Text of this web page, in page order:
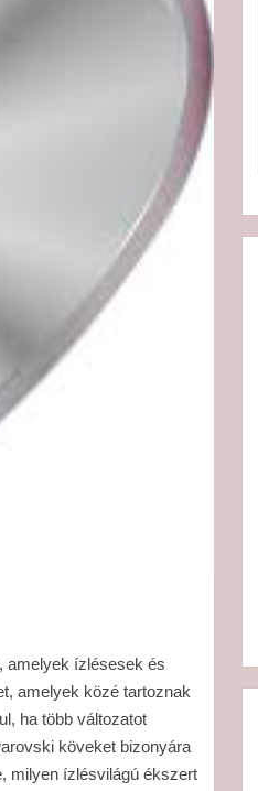
amelyek ízlésesek és
amelyek közé tartoznak
ha több változatot
köveket bizonyára
milyen ízlésvilágú ékszert